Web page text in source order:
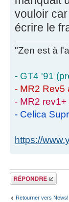
vouloir
écrire le
"Zen est à
- GT4 '91
- MR2 Rev5
- MR2
- Celica
https://
Écrire un
commentaire
Retourner vers News!